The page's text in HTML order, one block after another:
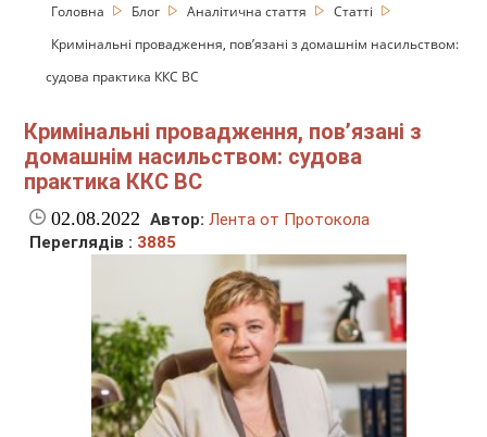
Головна Блог Аналітична стаття
Статті
Кримінальні провадження, пов’язані з домашнім насильством:
судова практика ККС ВС
Кримінальні провадження, пов’язані з
домашнім насильством: судова
практика ККС ВС
02.08.2022 Автор: Лента от Протокола
Переглядів : 3885